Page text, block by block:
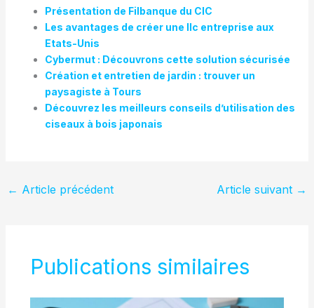
Présentation de Filbanque du CIC
Les avantages de créer une llc entreprise aux
Etats-Unis
Cybermut : Découvrons cette solution sécurisée
Création et entretien de jardin : trouver un
paysagiste à Tours
Découvrez les meilleurs conseils d’utilisation des
ciseaux à bois japonais
← Article précédent Article suivant →
Publications similaires